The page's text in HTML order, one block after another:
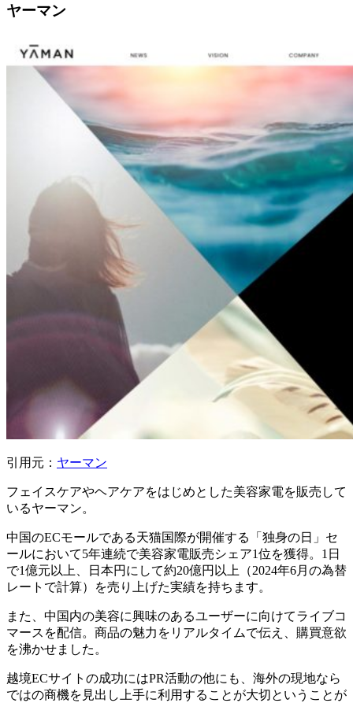
ヤーマン
引用元： ヤーマン
フェイスケアやヘアケアをはじめとした美容家電を販売して
いるヤーマン。
中国のECモールである天猫国際が開催する「独身の日」セ
ールにおいて5年連続で美容家電販売シェア1位を獲得。1日
で1億元以上、日本円にして約20億円以上（2024年6月の為替
レートで計算）を売り上げた実績を持ちます。
また、中国内の美容に興味のあるユーザーに向けてライブコ
マースを配信。商品の魅力をリアルタイムで伝え、購買意欲
を沸かせました。
越境ECサイトの成功にはPR活動の他にも、海外の現地なら
ではの商機を見出し上手に利用することが大切ということが